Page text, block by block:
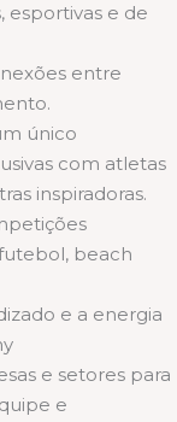
esportivas e de
entre
único
com atletas
inspiradoras.
beach
e a energia
e setores para
e